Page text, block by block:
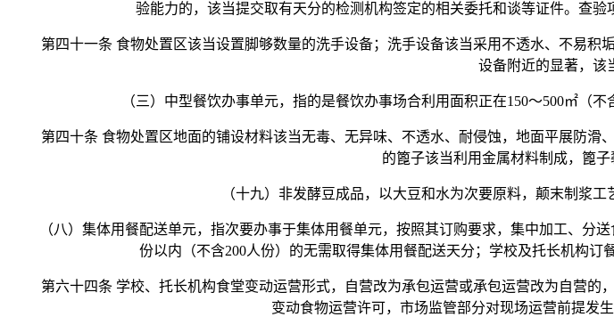
验能力的，该当提交取有天分的检测机构签定的相关委托和谈等证件。查
第四十一条 食物处置区该当设置脚够数量的洗手设备；洗手设备该当采用不透水、不易积
设备附近的显著，该
（三）中型餐饮办事单元，指的是餐饮办事场合利用面积正在150～500㎡（不
第四十条 食物处置区地面的铺设材料该当无毒、无异味、不透水、耐侵蚀，地面平展防滑
的篦子该当利用金属材料制成，篦子
（十九）非发酵豆成品，以大豆和水为次要原料，颠末制浆工
（八）集体用餐配送单元，指次要办事于集体用餐单元，按照其订购要求，集中加工、分
份以内（不含200人份）的无需取得集体用餐配送天分；学校及托长机构
第六十四条 学校、托长机构食堂变动运营形式，自营改为承包运营或承包运营改为自营的
变动食物运营许可，市场监管部分对现场运营前提发